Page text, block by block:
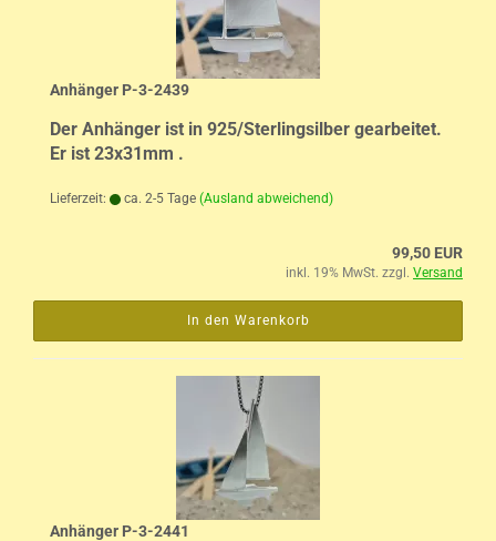
Anhänger P-3-2439
Der Anhänger ist in 925/Sterlingsilber gearbeitet.
Er ist 23x31mm .
Lieferzeit: ca. 2-5 Tage (Ausland abweichend)
99,50 EUR
inkl. 19% MwSt. zzgl. Versand
In den Warenkorb
Anhänger P-3-2441